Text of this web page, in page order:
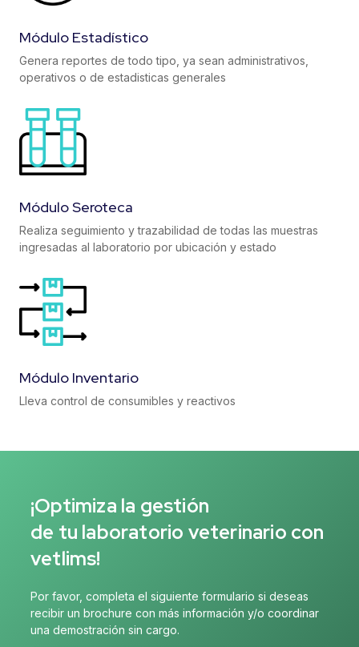
Módulo Estadístico
Genera reportes de todo tipo, ya sean administrativos,
operativos o de estadisticas generales
Módulo Seroteca
Realiza seguimiento y trazabilidad de todas las muestras
ingresadas al laboratorio por ubicación y estado
Módulo Inventario
Lleva control de consumibles y reactivos
¡Optimiza la gestión
de tu laboratorio veterinario con
vetlims!
Por favor, completa el siguiente formulario si deseas
recibir un brochure con más información y/o coordinar
una demostración sin cargo.